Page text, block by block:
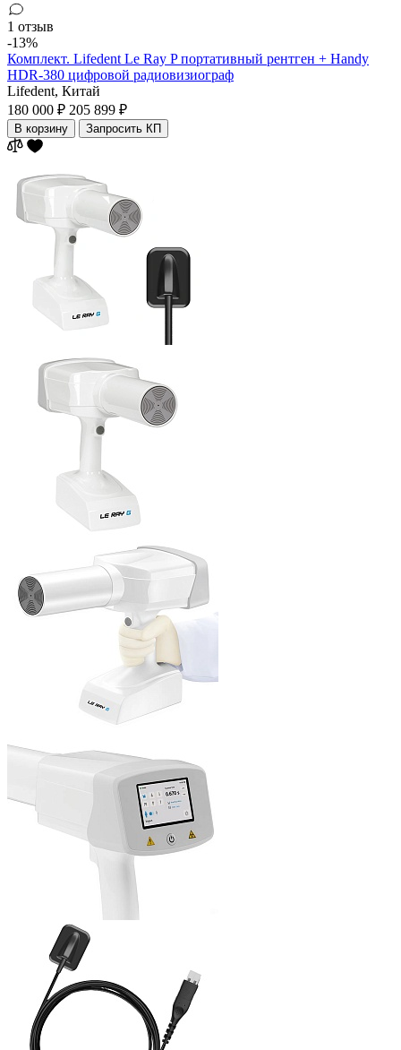
1 отзыв
-13%
Комплект. Lifedent Le Ray P портативный рентген + Handy
HDR-380 цифровой радиовизиограф
Lifedent, Китай
180 000 ₽ 205 899 ₽
В корзину Запросить КП